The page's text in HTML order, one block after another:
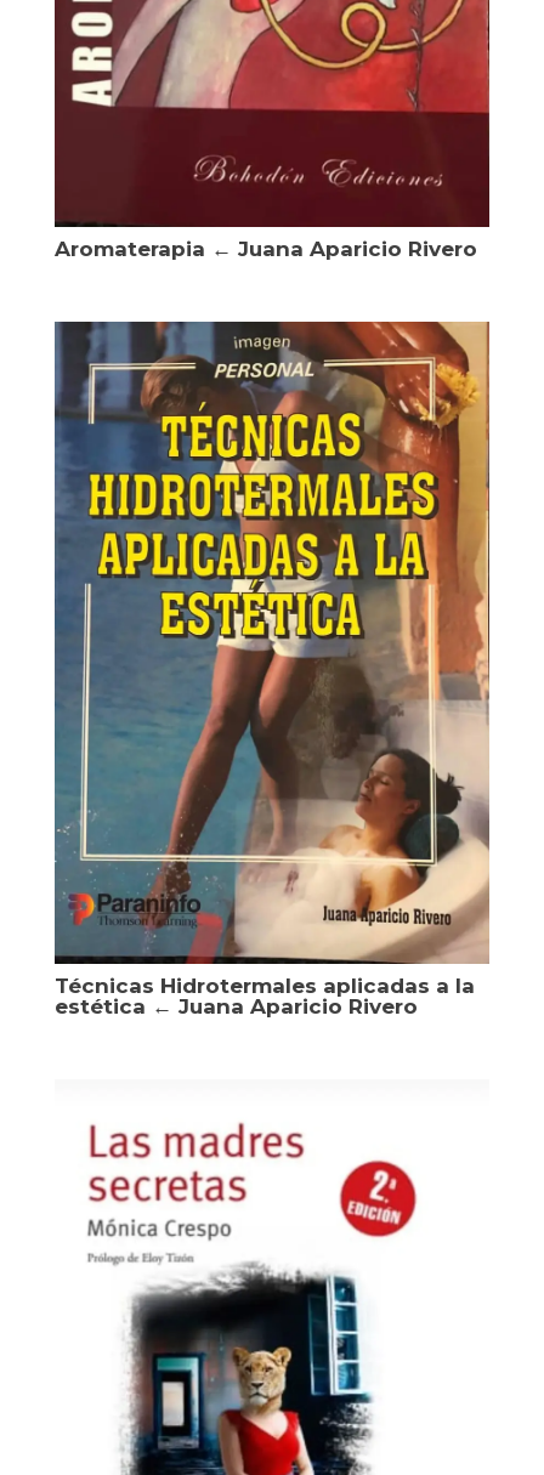
Aromaterapia ← Juana Aparicio Rivero
Técnicas Hidrotermales aplicadas a la
estética ← Juana Aparicio Rivero